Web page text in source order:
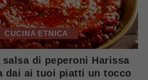
CUCINA ETNICA
salsa di peperoni Harissa
dai ai tuoi piatti un tocco